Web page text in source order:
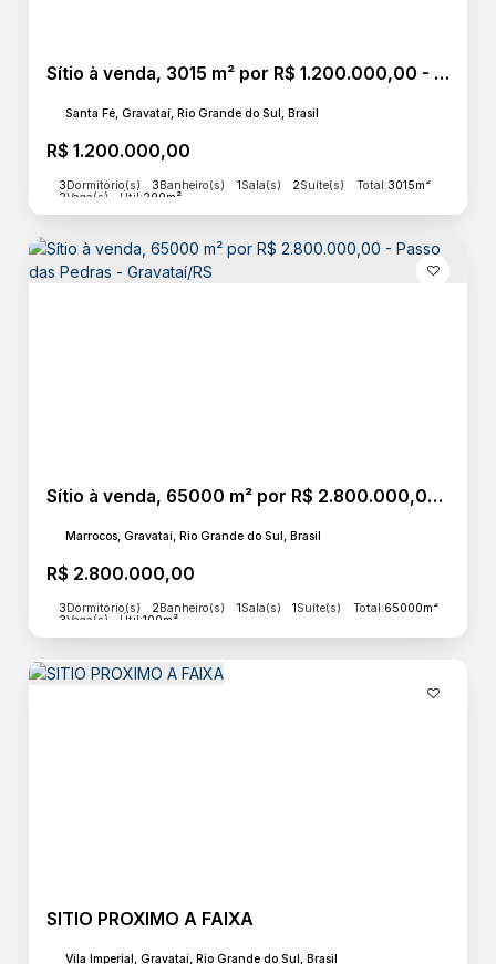
Sítio à venda, 3015 m² por R$ 1.200.000,00 - Novo Mundo - Gravataí/RS
R$ 1.200.000,00
Santa Fé, Gravataí, Rio Grande do Sul, Brasil
3Dormitório(s) 3Banheiro(s) 1Sala(s) 2Suíte(s) Total:3015m²
2Vaga(s) Útil:200m²
Sítio à venda, 65000 m² por R$ 2.800.000,00 - Passo das Pedras - Gravataí/RS
R$ 2.800.000,00
Marrocos, Gravataí, Rio Grande do Sul, Brasil
3Dormitório(s) 2Banheiro(s) 1Sala(s) 1Suíte(s) Total:65000m²
3Vaga(s) Útil:100m²
SITIO PROXIMO A FAIXA
Vila Imperial, Gravataí, Rio Grande do Sul, Brasil